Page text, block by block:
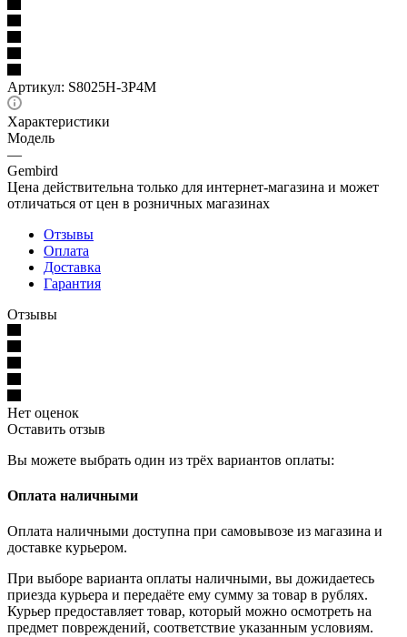
Артикул: S8025H-3P4M
Характеристики
Модель
—
Gembird
Цена действительна только для интернет-магазина и может
отличаться от цен в розничных магазинах
Отзывы
Оплата
Доставка
Гарантия
Отзывы
Нет оценок
Оставить отзыв
Вы можете выбрать один из трёх вариантов оплаты:
Оплата наличными
Оплата наличными доступна при самовывозе из магазина и
доставке курьером.
При выборе варианта оплаты наличными, вы дожидаетесь
приезда курьера и передаёте ему сумму за товар в рублях.
Курьер предоставляет товар, который можно осмотреть на
предмет повреждений, соответствие указанным условиям.